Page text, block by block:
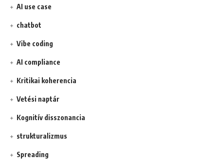
AI use case
chatbot
Vibe coding
AI compliance
Kritikai koherencia
Vetési naptár
Kognitív disszonancia
strukturalizmus
Spreading